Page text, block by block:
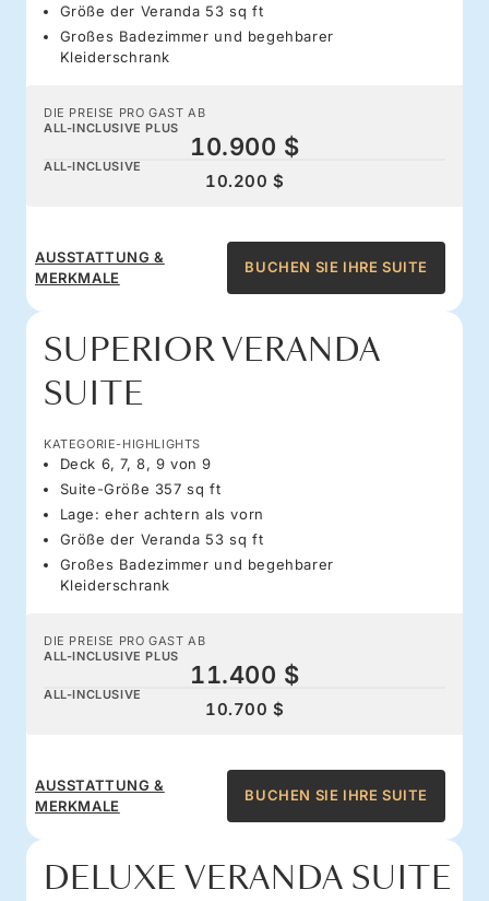
Größe der Veranda 53 sq ft
Großes Badezimmer und begehbarer
Kleiderschrank
DIE PREISE PRO GAST AB
ALL-INCLUSIVE PLUS
10.900 $
ALL-INCLUSIVE
10.200 $
AUSSTATTUNG &
MERKMALE
BUCHEN SIE IHRE SUITE
SUPERIOR VERANDA
SUITE
KATEGORIE-HIGHLIGHTS
Deck 6, 7, 8, 9 von 9
Suite-Größe 357 sq ft
Lage: eher achtern als vorn
Größe der Veranda 53 sq ft
Großes Badezimmer und begehbarer
Kleiderschrank
DIE PREISE PRO GAST AB
ALL-INCLUSIVE PLUS
11.400 $
ALL-INCLUSIVE
10.700 $
AUSSTATTUNG &
MERKMALE
BUCHEN SIE IHRE SUITE
DELUXE VERANDA SUITE